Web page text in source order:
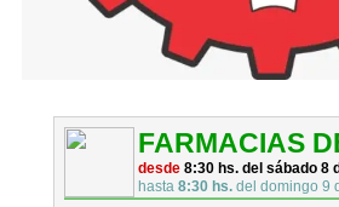
FARMACIAS
desde8:30 hs. del sábado 8
hasta8:30 hs. del domingo 9